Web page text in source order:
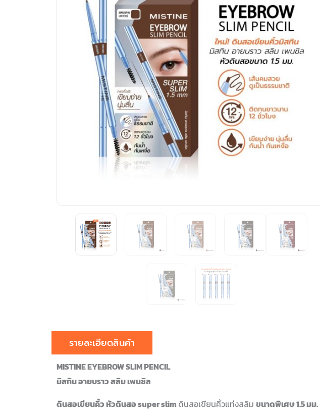
รายละเอียดสินค้า
MISTINE EYEBROW SLIM PENCIL
มิสทิน อายบราว สลิม เพนซิล
ดินสอเขียนคิ้ว หัวดินสอ super slim ดินสอเขียนคิ้วแท่งสลิม ขนาดพิเศษ 1.5 มม.